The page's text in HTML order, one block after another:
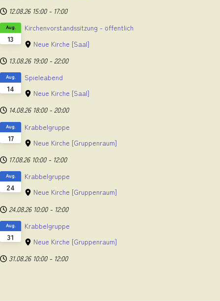
12.08.26 15:00 - 17:00
13
Aug.
Kirchenvorstandssitzung - öffentlich
Neue Kirche [Saal]
13.08.26 19:00 - 22:00
14
Aug.
Spieleabend
Neue Kirche [Saal]
14.08.26 18:00 - 20:00
17
Aug.
Krabbelgruppe
Neue Kirche [Gruppenraum]
17.08.26 10:00 - 12:00
24
Aug.
Krabbelgruppe
Neue Kirche [Gruppenraum]
24.08.26 10:00 - 12:00
31
Aug.
Krabbelgruppe
Neue Kirche [Gruppenraum]
31.08.26 10:00 - 12:00